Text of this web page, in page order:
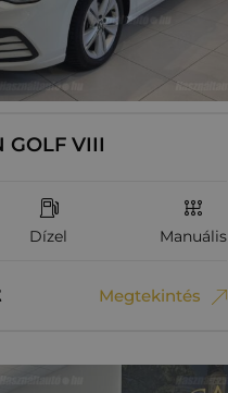
GOLF VIII
Dízel Manuális
Megtekintés